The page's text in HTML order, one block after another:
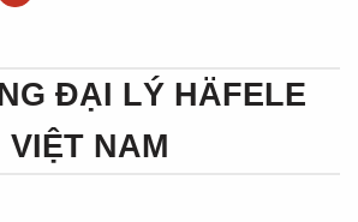
ĐẠI LÝ HÄFELE
VIỆT NAM